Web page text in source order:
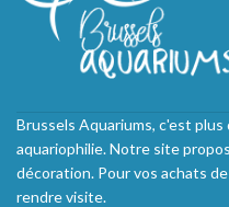
Brussels Aquariums, c'est
aquariophilie. Notre site
décoration. Pour vos achats
rendre visite.